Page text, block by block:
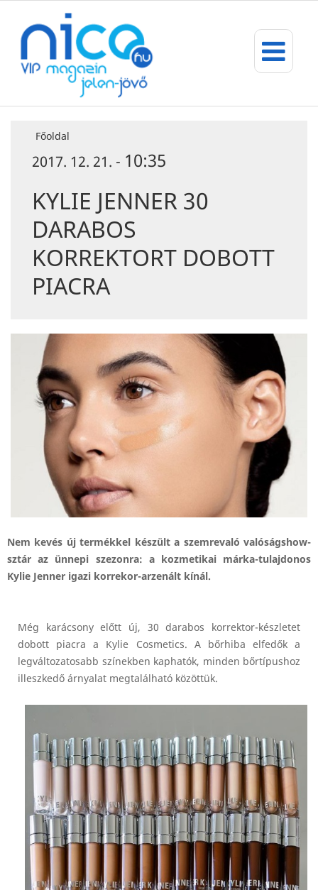
Főoldal
2017. 12. 21. - 10:35
KYLIE JENNER 30
DARABOS
KORREKTORT DOBOTT
PIACRA
Nem kevés új termékkel készült a szemrevaló valóságshow-
sztár az ünnepi szezonra: a kozmetikai márka-tulajdonos
Kylie Jenner igazi korrekor-arzenált kínál.
Még karácsony előtt új, 30 darabos korrektor-készletet
dobott piacra a Kylie Cosmetics. A bőrhiba elfedők a
legváltozatosabb színekben kaphatók, minden bőrtípushoz
illeszkedő árnyalat megtalálható közöttük.